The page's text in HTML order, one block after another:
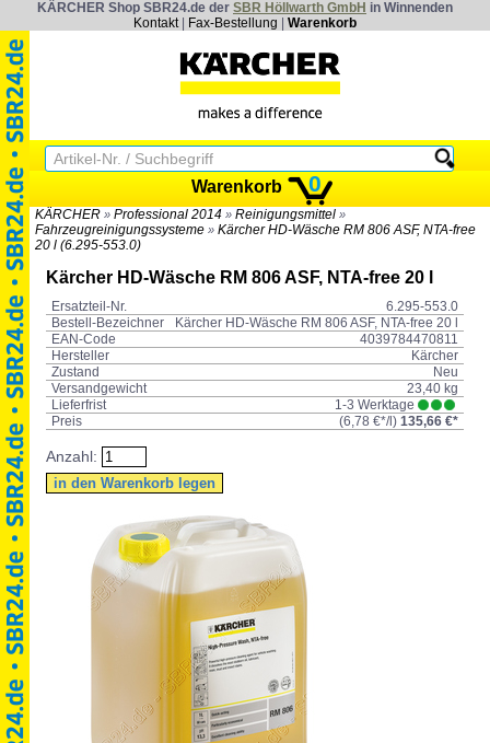
KÄRCHER Shop SBR24.de der SBR Höllwarth GmbH in Winnenden
Kontakt| Fax-Bestellung Warenkorb
Warenkorb 0
KÄRCHER » Professional 2014 » Reinigungsmittel »
Fahrzeugreinigungssysteme » Kärcher HD-Wäsche RM 806 ASF, NTA-free
20 l (6.295-553.0)
Kärcher HD-Wäsche RM 806 ASF, NTA-free 20 l
Ersatzteil-Nr.
6.295-553.0
Bestell-Bezeichner
Kärcher HD-Wäsche RM 806 ASF, NTA-free 20 l
EAN-Code
4039784470811
Hersteller
Kärcher
Zustand
Neu
Versandgewicht
23,40 kg
Lieferfrist
1-3 Werktage
Preis
(6,78 €*/l) 135,66 €*
Anzahl: